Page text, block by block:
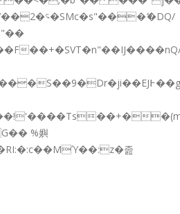
졾
QE
EN ESO
EMPRESAS